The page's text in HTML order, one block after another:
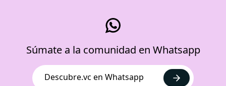
Súmate a la comunidad en Whatsapp
Descubre.vc en Whatsapp